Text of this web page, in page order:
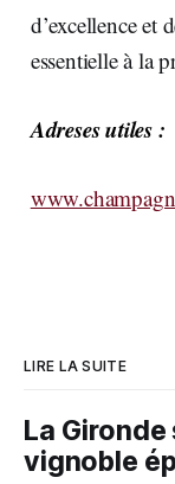
d’excellence et
essentielle à la
Adreses utiles :
LIRE LA SUITE
La
vignoble